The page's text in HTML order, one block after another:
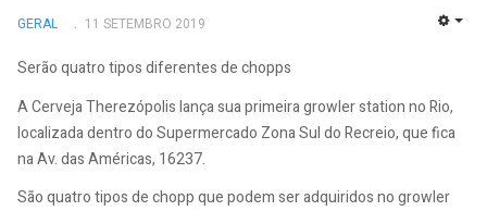
GERAL 11 SETEMBRO 2019
Serão quatro tipos diferentes de chopps
A Cerveja Therezópolis lança sua primeira growler station no Rio,
localizada dentro do Supermercado Zona Sul do Recreio, que fica
na Av. das Américas, 16237.
São quatro tipos de chopp que podem ser adquiridos no growler